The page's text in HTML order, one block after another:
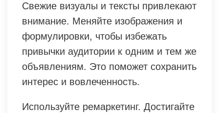
Свежие визуалы и тексты привлекают
внимание. Меняйте изображения и
формулировки, чтобы избежать
привычки аудитории к одним и тем же
объявлениям. Это поможет сохранить
интерес и вовлеченность.
Используйте ремаркетинг. Достигайте